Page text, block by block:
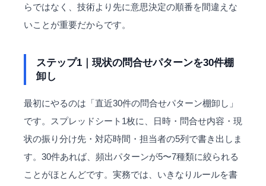
らではなく、技術より先に意思決定の順番を間違えな
いことが重要だからです。
ステップ1｜現状の問合せパターンを30件棚
卸し
最初にやるのは「直近30件の問合せパターン棚卸し」
です。スプレッドシート1枚に、日時・問合せ内容・現
状の振り分け先・対応時間・担当者の5列で書き出しま
す。30件あれば、頻出パターンが5〜7種類に絞られる
ことがほとんどです。実務では、いきなりルールを書